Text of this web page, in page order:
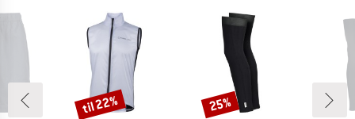
Rabat
til 22% Rabat
25%